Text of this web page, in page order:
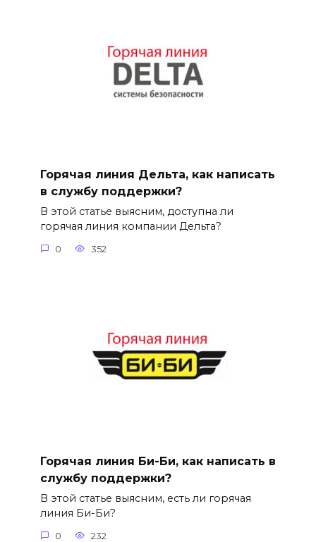
Горячая линия Дельта, как написать
в службу поддержки?
В этой статье выясним, доступна ли
горячая линия компании Дельта?
0 352
Горячая линия Би-Би, как написать в
службу поддержки?
В этой статье выясним, есть ли горячая
линия Би-Би?
0 232